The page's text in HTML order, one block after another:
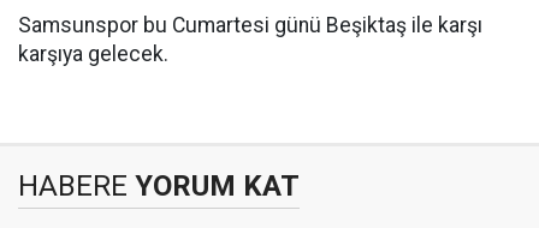
Samsunspor bu Cumartesi günü Beşiktaş ile karşı
karşıya gelecek.
HABERE YORUM KAT